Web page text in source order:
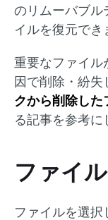
のリムーバブル
イルを復元でき
重要なファイル
因で削除・紛失
クから削除した
る記事を参考に
ファイ
ファイルを選